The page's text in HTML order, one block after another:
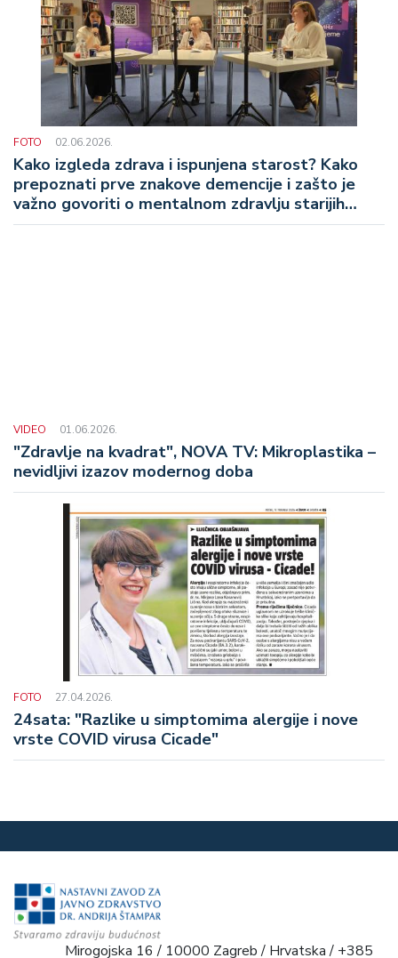
FOTO 02.06.2026.
Kako izgleda zdrava i ispunjena starost? Kako
prepoznati prve znakove demencije i zašto je
važno govoriti o mentalnom zdravlju starijih
osoba?
VIDEO 01.06.2026.
"Zdravlje na kvadrat", NOVA TV: Mikroplastika –
nevidljivi izazov modernog doba
FOTO 27.04.2026.
24sata: "Razlike u simptomima alergije i nove
vrste COVID virusa Cicade"
Mirogojska 16 / 10000 Zagreb / Hrvatska / +385